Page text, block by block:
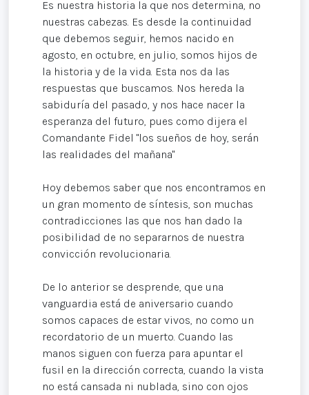
Es nuestra historia la que nos determina, no
nuestras cabezas. Es desde la continuidad
que debemos seguir, hemos nacido en
agosto, en octubre, en julio, somos hijos de
la historia y de la vida. Esta nos da las
respuestas que buscamos. Nos hereda la
sabiduría del pasado, y nos hace nacer la
esperanza del futuro, pues como dijera el
Comandante Fidel "los sueños de hoy, serán
las realidades del mañana"
Hoy debemos saber que nos encontramos en
un gran momento de síntesis, son muchas
contradicciones las que nos han dado la
posibilidad de no separarnos de nuestra
convicción revolucionaria.
De lo anterior se desprende, que una
vanguardia está de aniversario cuando
somos capaces de estar vivos, no como un
recordatorio de un muerto. Cuando las
manos siguen con fuerza para apuntar el
fusil en la dirección correcta, cuando la vista
no está cansada ni nublada, sino con ojos